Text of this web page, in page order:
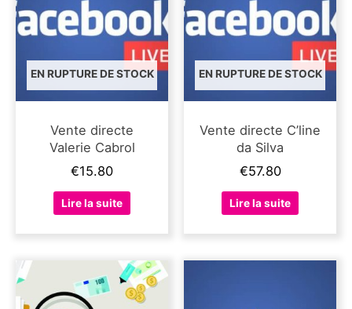
EN RUPTURE DE STOCK
Vente directe
Valerie Cabrol
€15.80
Lire la suite
EN RUPTURE DE STOCK
Vente directe C’line
da Silva
€57.80
Lire la suite